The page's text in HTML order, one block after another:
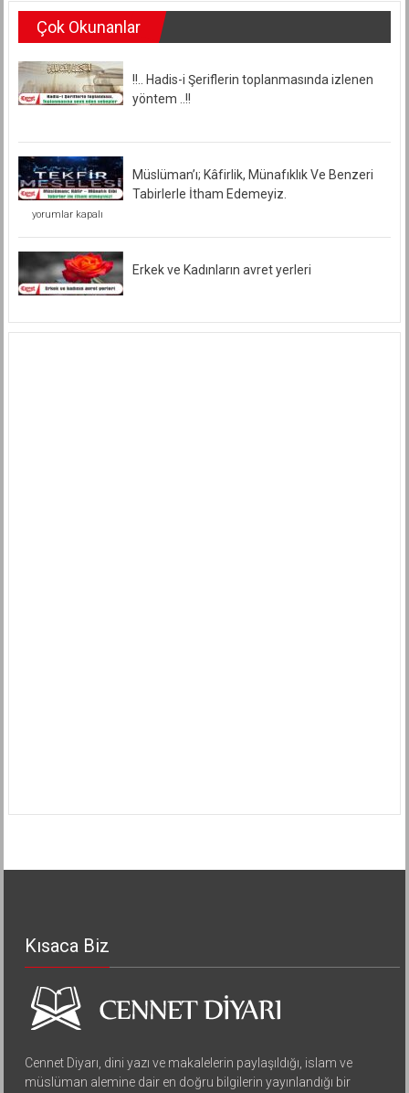
Çok Okunanlar
!!.. Hadis-i Şeriflerin toplanmasında izlenen
yöntem ..!!
Müslüman’ı; Kâfirlik, Münafıklık Ve Benzeri
Tabirlerle İtham Edemeyiz.
Müslüman’ı;
Münafıklık
Ve
Benzeri
Tabirlerle
İtham
yorumlar kapalı
Erkek ve Kadınların avret yerleri
Kısaca Biz
Cennet Diyarı, dini yazı ve makalelerin paylaşıldığı, islam ve
müslüman alemine dair en doğru bilgilerin yayınlandığı bir